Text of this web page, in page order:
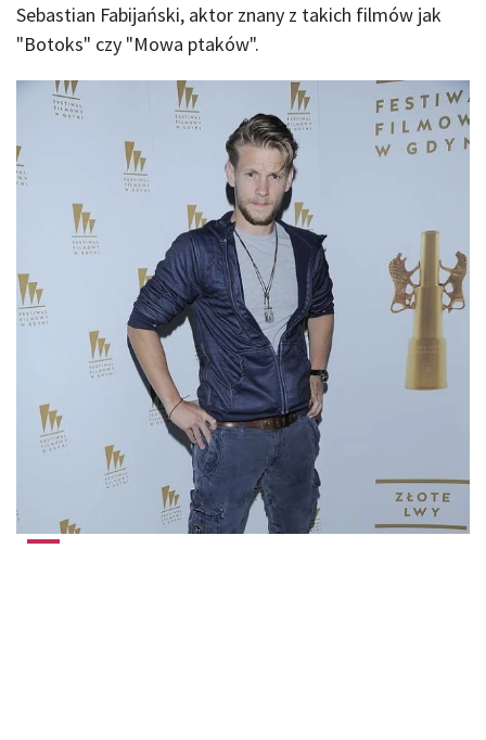
Sebastian Fabijański, aktor znany z takich filmów jak
"Botoks" czy "Mowa ptaków".